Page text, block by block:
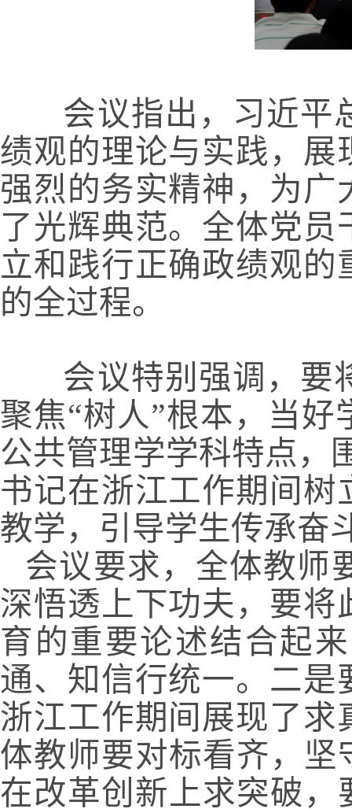
绩观的理论与实践，
强烈的务实精神，为
了光辉典范。全体党
立和践行正确政绩观
的全过程。
聚焦“树人”根本，当
公共管理学学科特点，
书记在浙江工作期间
教学，引导学生传承奋
会议要求，全体教师
深悟透上下功夫，要
育的重要论述结合起
通、知信行统一。二
浙江工作期间展现了求
体教师要对标看齐，坚
在改革创新上求突破，